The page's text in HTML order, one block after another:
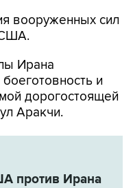
вооруженных сил
США.
Ирана
и
дорогостоящей
Аракчи.
против Ирана